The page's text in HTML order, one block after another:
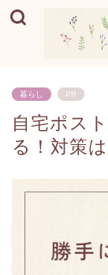
暮らし PR
自宅ポス
る！対策